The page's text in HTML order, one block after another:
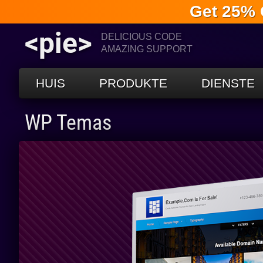
Get 25%
<pie>
DELICIOUS CODE
AMAZING SUPPORT
HUIS PRODUKTE DIENSTE
WP Temas